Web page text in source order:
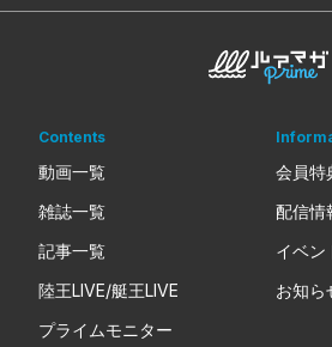
Contents
動画一覧
雑誌一覧
記事一覧
陸王LIVE/艇王LIVE
プライムモニター
会員特
配信情
イベン
お知ら